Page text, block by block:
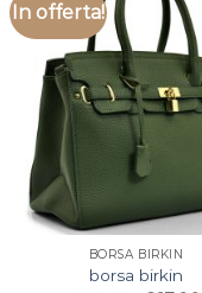
In offerta!
BORSA BIRKIN
borsa birkin